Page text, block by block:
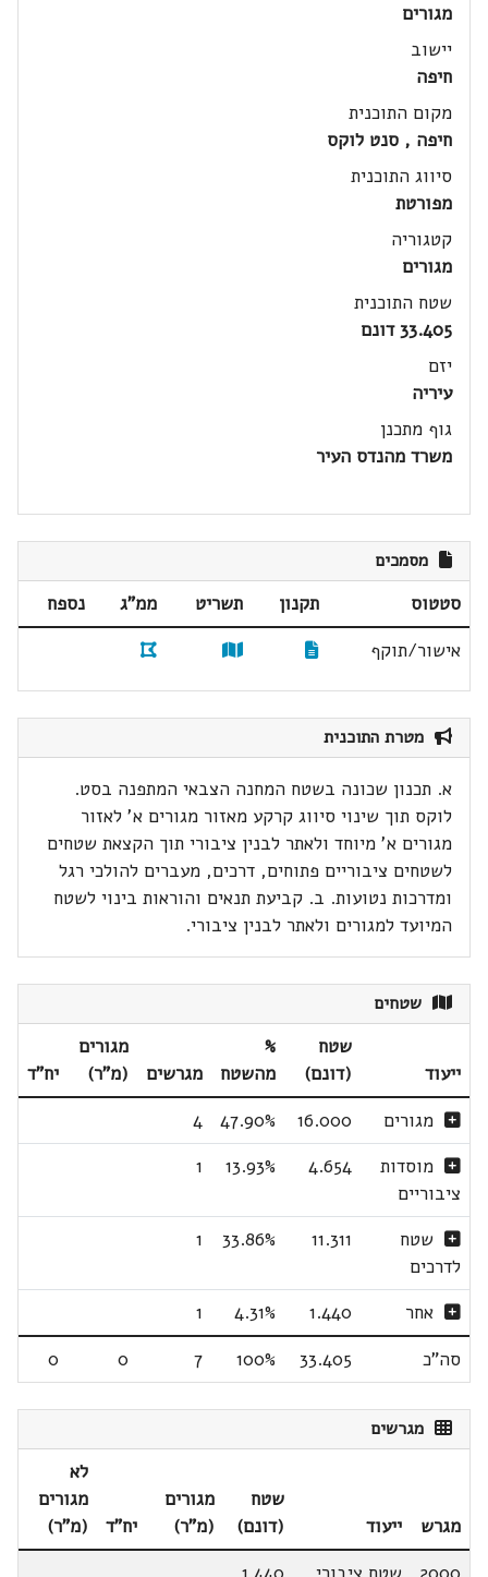
מגורים
יישוב
חיפה
מקום התוכנית
חיפה , סנט לוקס
סיווג התוכנית
מפורטת
קטגוריה
מגורים
שטח התוכנית
33.405 דונם
יזם
עיריה
גוף מתכנן
משרד מהנדס העיר
מסמכים
סטטוס תקנון תשריט ממ"ג
נספח
אישור/תוקף
מטרת התוכנית
א. תכנון שכונה בשטח המחנה הצבאי המתפנה בסט.
לוקס תוך שינוי סיווג קרקע מאזור מגורים א' לאזור
מגורים א' מיוחד ולאתר לבנין ציבורי תוך הקצאת שטחים
לשטחים ציבוריים פתוחים, דרכים, מעברים להולכי רגל
ומדרכות נטועות. ב. קביעת תנאים והוראות בינוי לשטח
המיועד למגורים ולאתר לבנין ציבורי.
שטחים
ייעוד
שטח
(דונם)
%
מהשטח
מגרשים
מגורים
(מ"ר)
יח"ד
מגורים
16.000
47.90%
4
מוסדות
ציבוריים
4.654
13.93%
1
שטח
לדרכים
11.311
33.86%
1
אחר 1.440
4.31%
1
סה"כ
33.405
100%
7
0
0
מגרשים
מגרש ייעוד
שטח
(דונם)
מגורים
(מ"ר)
יח"ד
לא
מגורים
(מ"ר)